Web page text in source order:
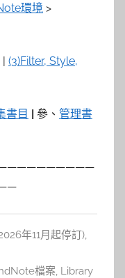
環境 >
| (3)Filter, Style,
書目 | 參、 管理書
年11月起停訂),
檔案, Library